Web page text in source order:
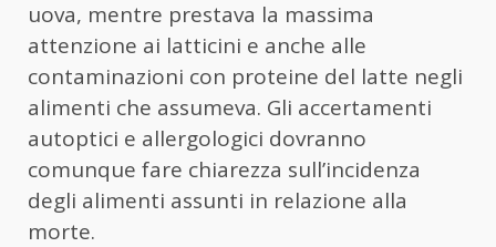
uova, mentre prestava la massima
attenzione ai latticini e anche alle
contaminazioni con proteine del latte negli
alimenti che assumeva. Gli accertamenti
autoptici e allergologici dovranno
comunque fare chiarezza sull’incidenza
degli alimenti assunti in relazione alla
morte.